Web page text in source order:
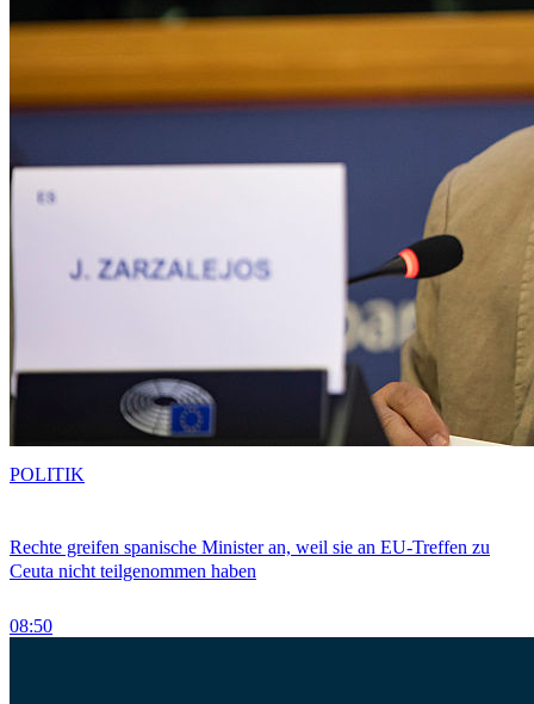
Rechte greifen spanische Minister an, weil sie an EU-Treffen zu
Ceuta nicht teilgenommen haben
08:50
POLITIK